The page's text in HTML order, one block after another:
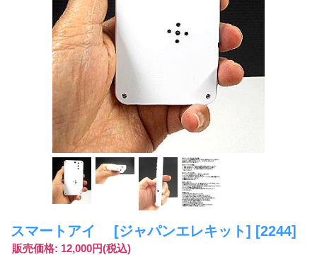
スマートアイ [ジャパンエレキット] [2244]
販売価格: 12,000円(税込)